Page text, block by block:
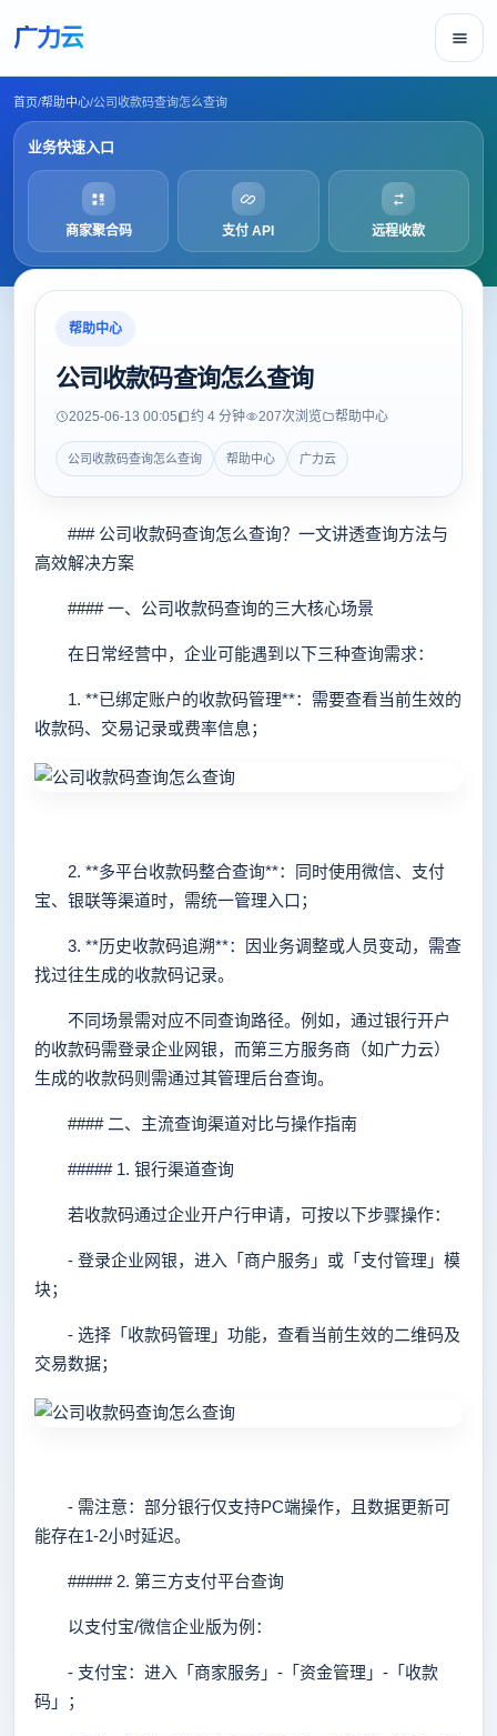
广力云
首页/帮助中心/公司收款码查询怎么查询
业务快速入口
商家聚合码 支付 API 远程收款
帮助中心
公司收款码查询怎么查询
2025-06-13 00:05 约 4 分钟 207次浏览 帮助中心
公司收款码查询怎么查询 帮助中心 广力云
### 公司收款码查询怎么查询？一文讲透查询方法与
高效解决方案
#### 一、公司收款码查询的三大核心场景
在日常经营中，企业可能遇到以下三种查询需求：
1. **已绑定账户的收款码管理**：需要查看当前生效的
收款码、交易记录或费率信息；
2. **多平台收款码整合查询**：同时使用微信、支付
宝、银联等渠道时，需统一管理入口；
3. **历史收款码追溯**：因业务调整或人员变动，需查
找过往生成的收款码记录。
不同场景需对应不同查询路径。例如，通过银行开户
的收款码需登录企业网银，而第三方服务商（如广力云）
生成的收款码则需通过其管理后台查询。
#### 二、主流查询渠道对比与操作指南
##### 1. 银行渠道查询
若收款码通过企业开户行申请，可按以下步骤操作：
- 登录企业网银，进入「商户服务」或「支付管理」模
块；
- 选择「收款码管理」功能，查看当前生效的二维码及
交易数据；
- 需注意：部分银行仅支持PC端操作，且数据更新可
能存在1-2小时延迟。
##### 2. 第三方支付平台查询
以支付宝/微信企业版为例：
- 支付宝：进入「商家服务」-「资金管理」-「收款
码」；